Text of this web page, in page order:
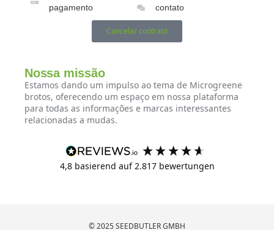
pagamento
contato
Cancelar contrato
Nossa missão
Estamos dando um impulso ao tema de Microgreene
brotos, oferecendo um espaço em nossa plataforma
para todas as informações e marcas interessantes
relacionadas a mudas.
4,8 basierend auf 2.817bewertungen
© 2025 SEEDBUTLER GMBH